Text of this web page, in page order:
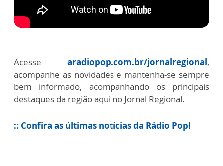
Acesse aradiopop.com.br/jornalregional,
acompanhe as novidades e mantenha-se sempre
bem informado, acompanhando os principais
destaques da região aqui no Jornal Regional.
:: Confira as últimas notícias da Rádio Pop!